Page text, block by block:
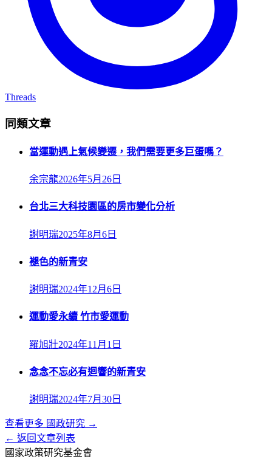
Threads
同類文章
當運動遇上氣候變遷，我們需要更多巨蛋嗎？
余宗龍2026年5月26日
台北三大科技園區的房市變化分析
謝明瑞2025年8月6日
褪色的新青安
謝明瑞2024年12月6日
運動愛永續 竹市愛運動
羅旭壯2024年11月1日
念念不忘必有迴響的新青安
謝明瑞2024年7月30日
查看更多 國政研究 →
← 返回文章列表
國家政策研究基金會